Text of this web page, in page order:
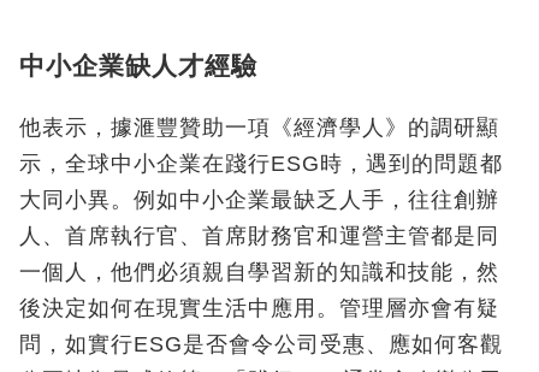
中小企業缺人才經驗
他表示，據滙豐贊助一項《經濟學人》的調研顯
示，全球中小企業在踐行ESG時，遇到的問題都
大同小異。例如中小企業最缺乏人手，往往創辦
人、首席執行官、首席財務官和運營主管都是同
一個人，他們必須親自學習新的知識和技能，然
後決定如何在現實生活中應用。管理層亦會有疑
問，如實行ESG是否會令公司受惠、應如何客觀